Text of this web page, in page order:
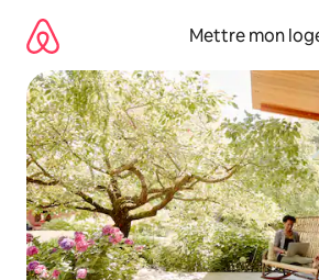
directement
contenu
Mettre mon